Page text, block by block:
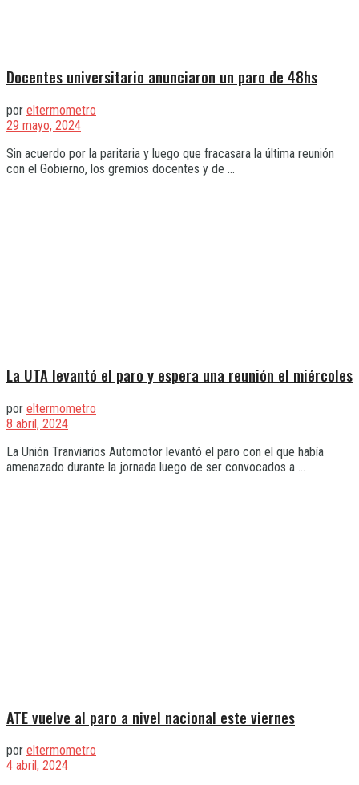
Docentes universitario anunciaron un paro de 48hs
por eltermometro
29 mayo, 2024
Sin acuerdo por la paritaria y luego que fracasara la última reunión
con el Gobierno, los gremios docentes y de ...
La UTA levantó el paro y espera una reunión el miércoles
por eltermometro
8 abril, 2024
La Unión Tranviarios Automotor levantó el paro con el que había
amenazado durante la jornada luego de ser convocados a ...
ATE vuelve al paro a nivel nacional este viernes
por eltermometro
4 abril, 2024